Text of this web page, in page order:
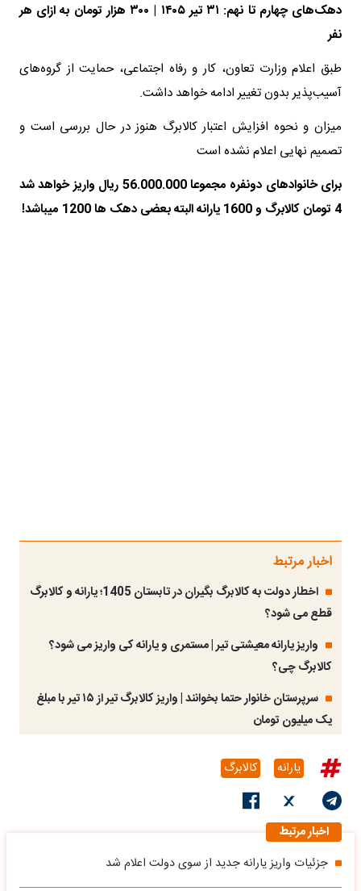
دهک‌های چهارم تا نهم: ۳۱ تیر ۱۴۰۵ | ۳۰۰ هزار تومان به ازای هر
نفر
طبق اعلام وزارت تعاون، کار و رفاه اجتماعی، حمایت از گروه‌های
آسیب‌پذیر بدون تغییر ادامه خواهد داشت.
میزان و نحوه افزایش اعتبار کالابرگ هنوز در حال بررسی است و
تصمیم نهایی اعلام نشده است
برای خانوادهای دونفره مجموعا 56.000.000 ریال واریز خواهد شد
4 تومان کالابرگ و 1600 یارانه البته بعضی دهک ها 1200 میباشد!
اخبار مرتبط
اخطار دولت به کالابرگ بگیران در تابستان 1405؛ یارانه و کالابرگ
قطع می شود؟
واریز یارانه معیشتی تیر | مستمری و یارانه کی واریز می شود؟
کالابرگ چی؟
سرپرستان خانوار حتما بخوانند | واریز کالابرگ تیر از ۱۵ تیر با مبلغ
یک میلیون تومان
یارانه کالابرگ
اخبار مرتبط
جزئیات واریز یارانه جدید از سوی دولت اعلام شد